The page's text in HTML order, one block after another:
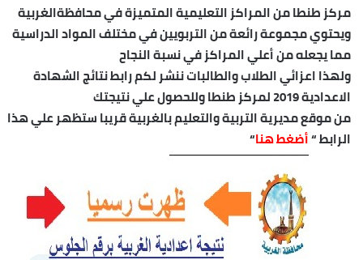
مركز طنطا من المراكز التعليمية المتميزة في محافظةالغربية
ويحتوي مجموعة رائعة من التربويين في مختلف المواد الدراسية
مما يجعله من أعلي المراكز في نسبة النجاح
ولهذا اعزائي الطلاب والطالبات ننشر لكم رابط نتائج الشهادة
الاعدادية 2019 لمركز طنطا وللحصول علي نتيجتك
من موقع مديرية التربية والتعليم بالغربية قريبا ستظهر علي هذا
الرابط “أضغط هنا“